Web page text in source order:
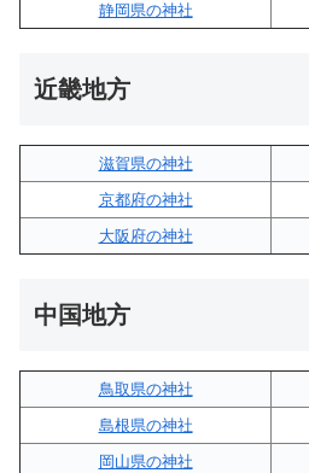
静岡県の神社
近畿地方
滋賀県の神社
京都府の神社
大阪府の神社
中国地方
鳥取県の神社
島根県の神社
岡山県の神社